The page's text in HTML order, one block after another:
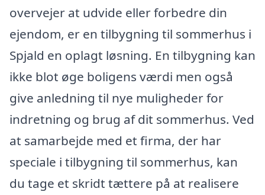
overvejer at udvide eller forbedre din
ejendom, er en tilbygning til sommerhus i
Spjald en oplagt løsning. En tilbygning kan
ikke blot øge boligens værdi men også
give anledning til nye muligheder for
indretning og brug af dit sommerhus. Ved
at samarbejde med et firma, der har
speciale i tilbygning til sommerhus, kan
du tage et skridt tættere på at realisere